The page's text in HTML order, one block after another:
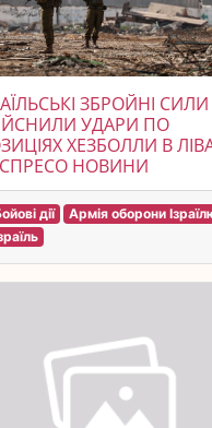
ЗБРОЙНІ СИЛИ
УДАРИ ПО
ХЕЗБОЛЛИ В
НОВИНИ
дії
Армія оборони